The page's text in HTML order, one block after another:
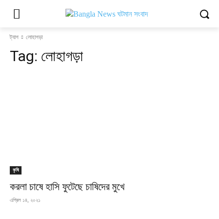
ট্যাগ লোহাগড়া
Tag: লোহাগড়া
কৃষি
করলা চাষে হাসি ফুটেছে চাষিদের মুখে
এপ্রিল ১৪, ২০২১